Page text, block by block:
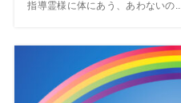
指導霊様に体にあう、あわないの...